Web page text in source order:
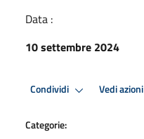
Data :
10 settembre 2024
Condividi Vedi azioni
Categorie: